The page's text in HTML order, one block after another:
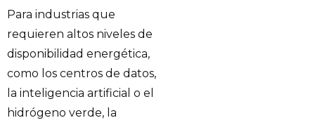
Para industrias que
requieren altos niveles de
disponibilidad energética,
como los centros de datos,
la inteligencia artificial o el
hidrógeno verde, la